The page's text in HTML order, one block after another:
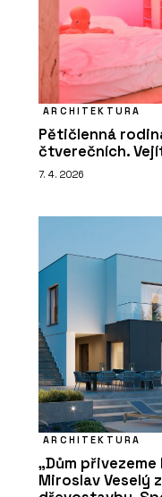
ARCHITEKTURA
Pětičlenná
čtverečních.
7. 4. 2026
ARCHITEKTURA
„Dům
Miroslav Veselý